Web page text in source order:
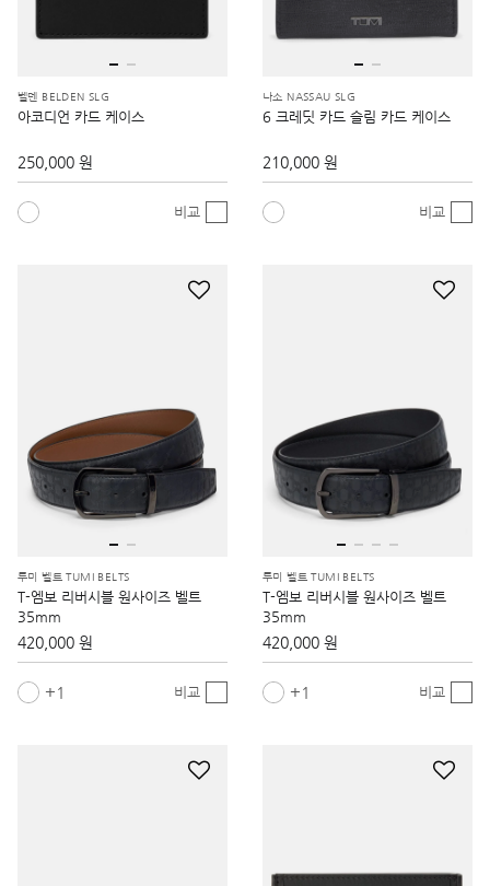
벨덴 BELDEN SLG
아코디언 카드 케이스
250,000 원
비교
나소 NASSAU SLG
6 크레딧 카드 슬림 카드 케이스
210,000 원
비교
투미 벨트 TUMI BELTS
T-엠보 리버시블 원사이즈 벨트
35mm
420,000 원
1 비교
투미 벨트 TUMI BELTS
T-엠보 리버시블 원사이즈 벨트
35mm
420,000 원
1 비교